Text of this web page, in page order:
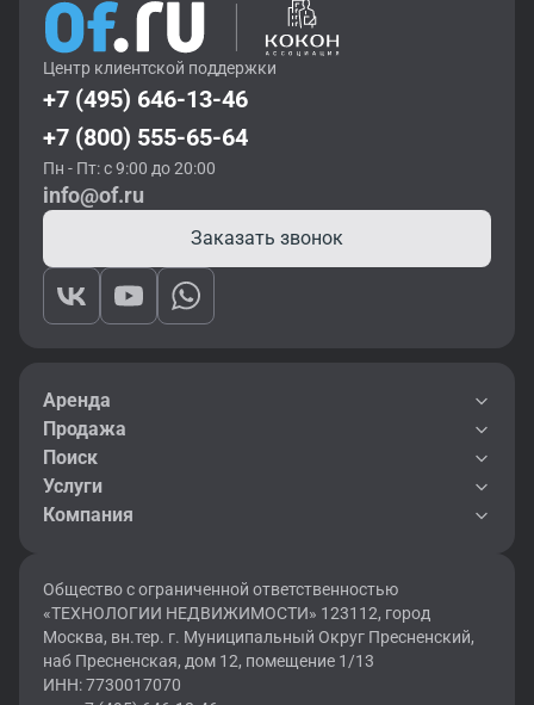
Центр клиентской поддержки
+7 (495) 646-13-46
+7 (800) 555-65-64
Пн - Пт: с 9:00 до 20:00
info@of.ru
Заказать звонок
Аренда
Продажа
Поиск
Услуги
Компания
Общество с ограниченной ответственностью
«ТЕХНОЛОГИИ НЕДВИЖИМОСТИ» 123112, город
Москва, вн.тер. г. Муниципальный Округ Пресненский,
наб Пресненская, дом 12, помещение 1/13
ИНН: 7730017070